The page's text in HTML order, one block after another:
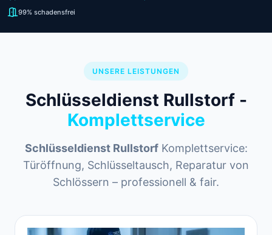
99% schadensfrei
UNSERE LEISTUNGEN
Schlüsseldienst Rullstorf -
Komplettservice
Schlüsseldienst RullstorfKomplettservice:
Türöffnung, Schlüsseltausch, Reparatur von
Schlössern – professionell & fair.